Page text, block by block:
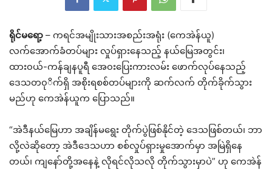
ရိုင်မရော့ – ကရင်အမျိုးသားအစည်းအရုံး (ကေအဲန်ယူ)
လက်အောက်ခံတပ်များ လှုပ်ရှားနေသည့် နယ်မြေအတွင်း၊
ထား၀ယ်-ကန်ချနပူရီ အေ၀းပြေးကားလမ်း ဖောက်လုပ်နေသည့်
ဒေသတ၀ုိက်ရှိ အစိုးရစစ်တပ်များကို ဆက်လက် တိုက်ခိုက်သွား
မည်ဟု ကေအဲန်ယူက ပြောသည်။
“အဲဒီနယ်မြေဟာ အချိန်မရွေး တိုက်ပွဲဖြစ်နိုင်တဲ့ ဒေသဖြစ်တယ်၊ ဘာ
လို့လဲဆိုတော့ အဲဒီဒေသဟာ စစ်လှုပ်ရှားမှုအောက်မှာ အမြဲရှိနေ
တယ်၊ ကျနော်တို့အနေနဲ့ လိုရင်လိုသလို တိုက်သွားမှာပဲ” ဟု ကေအဲန်